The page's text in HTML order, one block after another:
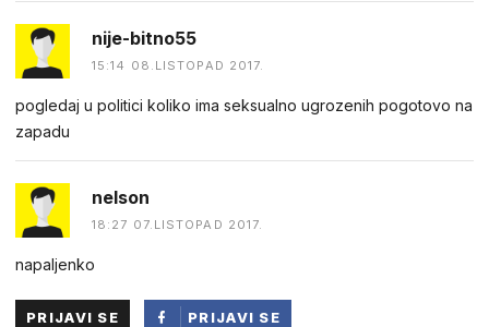
nije-bitno55
15:14 08.LISTOPAD 2017.
pogledaj u politici koliko ima seksualno ugrozenih pogotovo na
zapadu
nelson
18:27 07.LISTOPAD 2017.
napaljenko
PRIJAVI SE
PRIJAVI SE